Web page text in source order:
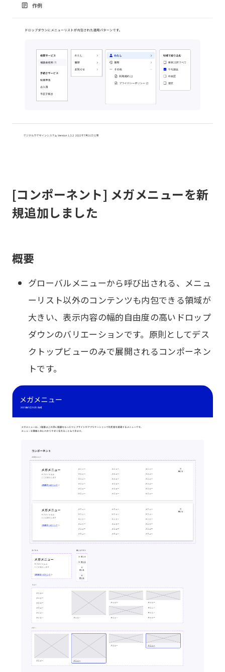
[コンポーネント] メガメニューを新
規追加しました
概要
グローバルメニューから呼び出される、メニュ
ーリスト以外のコンテンツも内包できる領域が
大きい、表示内容の幅的自由度の高いドロップ
ダウンのバリエーションです。原則としてデス
クトップビューのみで展開されるコンポーネン
トです。